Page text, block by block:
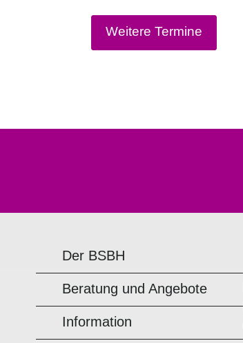
Weitere Termine
Der BSBH
Beratung und Angebote
Information